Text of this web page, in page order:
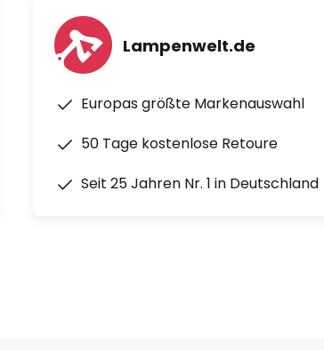
Lampenwelt.de
Europas größte Markenauswahl
50 Tage kostenlose Retoure
Seit 25 Jahren Nr. 1 in Deutschland